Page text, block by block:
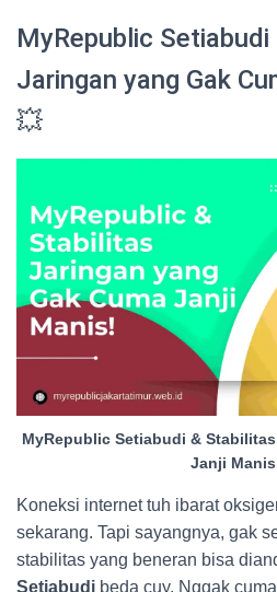
MyRepublic
Jaringan yang Gak
💥
MyRepublic Setiabudi &
Janji
Koneksi internet tuh ibarat
sekarang. Tapi sayangnya, gak
stabilitas yang beneran bisa
Setiabudi beda cuy. Nggak